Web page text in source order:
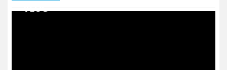
VLOG